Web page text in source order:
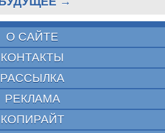
О САЙТЕ
КОНТАКТЫ
РАССЫЛКА
РЕКЛАМА
КОПИРАЙТ